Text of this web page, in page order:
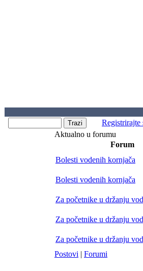
Registrirajte
Aktualno u forumu
Forum
Bolesti vodenih kornjača
Bolesti vodenih kornjača
Za početnike u držanju
Za početnike u držanju
Za početnike u držanju
Postovi | Forumi